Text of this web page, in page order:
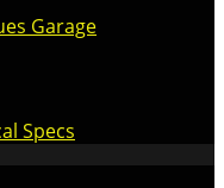
Garage
Specs